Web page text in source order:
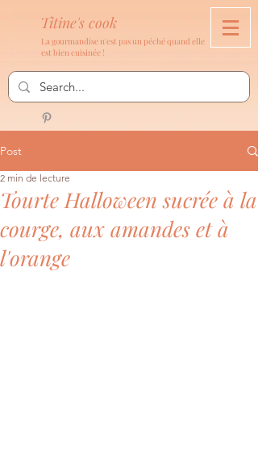
Titine's cook
La gourmandise n'est pas un péché quand elle
est bien cuisinée !
Post
Tourte Halloween sucrée à la
courge, aux amandes et à
l'orange
2 min de lecture